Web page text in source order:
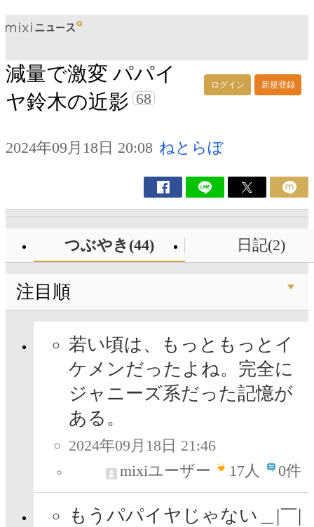
ログイン 新規登録
減量で激変 パパイ
ヤ鈴木の近影 68
2024年09月18日 20:08 ねとらぼ
つぶやき(44) 日記(2)
注目順
若い頃は、もっともっとイ
ケメンだったよね。完全に
ジャニーズ系だった記憶が
ある。
2024年09月18日 21:46
mixiユーザー
17人 0件
もうパパイヤじゃない＿|￣|